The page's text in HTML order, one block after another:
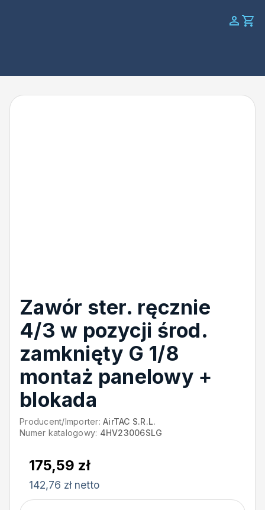
Zawór ster. ręcznie
4/3 w pozycji środ.
zamknięty G 1/8
montaż panelowy +
blokada
Producent/Importer: AirTAC S.R.L.
Numer katalogowy: 4HV23006SLG
175,59 zł
142,76 zł netto